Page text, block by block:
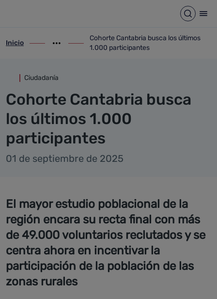
Abrir
ir-a inicio
Inicio
Mostrar opciones del camino de migas
ir-a Cohorte Cantabria busca los
Cohorte Cantabria busca los últimos
1.000 participantes
Ciudadanía
Cohorte Cantabria busca
los últimos 1.000
participantes
01 de septiembre de 2025
El mayor estudio poblacional de la
región encara su recta final con más
de 49.000 voluntarios reclutados y se
centra ahora en incentivar la
participación de la población de las
zonas rurales